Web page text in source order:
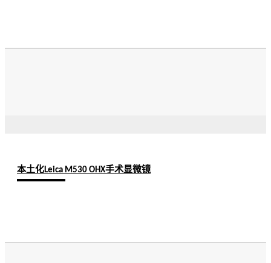
本土化Leica M530 OHX手术显微镜